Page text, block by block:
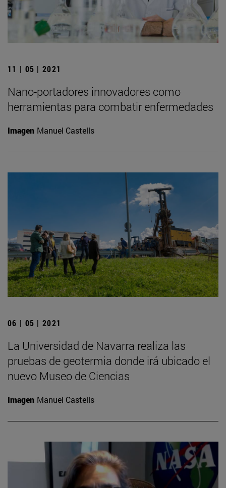
11 | 05 | 2021
Nano-portadores innovadores como
herramientas para combatir enfermedades
Imagen Manuel Castells
06 | 05 | 2021
La Universidad de Navarra realiza las
pruebas de geotermia donde irá ubicado el
nuevo Museo de Ciencias
Imagen Manuel Castells